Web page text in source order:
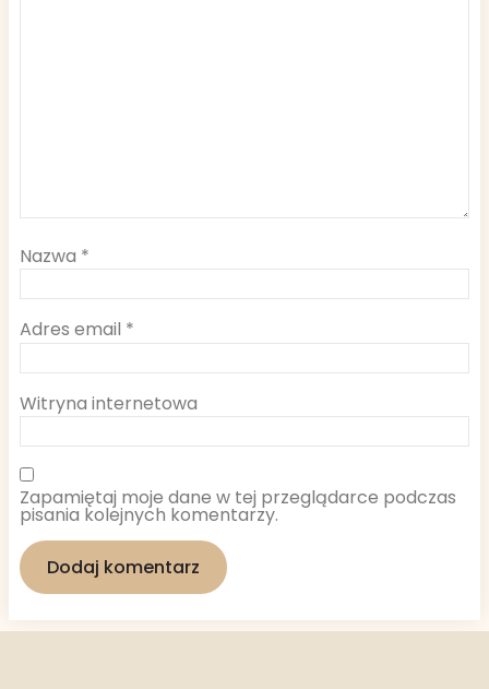
Nazwa *
Adres email *
Witryna internetowa
Zapamiętaj moje dane w tej przeglądarce podczas
pisania kolejnych komentarzy.